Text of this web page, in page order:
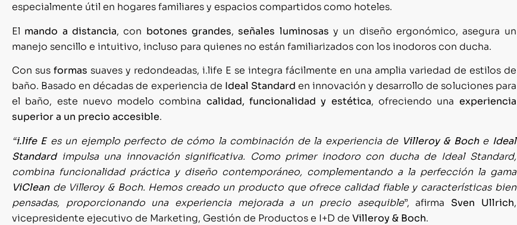
especialmente útil en hogares familiares y espacios compartidos como hoteles.
El mando a distancia, con botones grandes,señales luminosas y un diseño ergonómico, asegura un
manejo sencillo e intuitivo, incluso para quienes no están familiarizados con los inodoros con ducha.
Con sus formas suaves y redondeadas, i.life E se integra fácilmente en una amplia variedad de estilos de
baño. Basado en décadas de experiencia de Ideal Standard en innovación y desarrollo de soluciones para
el baño, este nuevo modelo combina calidad, funcionalidad y estética, ofreciendo una experiencia
superior a un precio accesible.
“i.life Ees un ejemplo perfecto de cómo la combinación de la experiencia de Villeroy & Boche Ideal
Standardimpulsa una innovación significativa. Como primer inodoro con ducha de Ideal Standard,
combina funcionalidad práctica y diseño contemporáneo, complementando a la perfección la gama
ViCleande Villeroy & Boch. Hemos creado un producto que ofrece calidad fiable y características bien
pensadas, proporcionando una experiencia mejorada a un precio asequible”, afirma Sven Ullrich,
vicepresidente ejecutivo de Marketing, Gestión de Productos e I+D de Villeroy & Boch.